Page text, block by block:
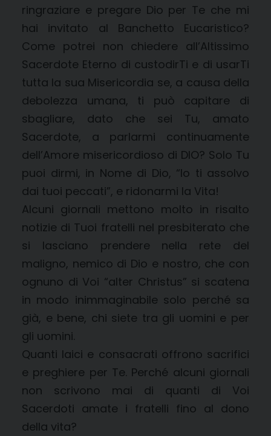
ringraziare e pregare Dio per Te che mi
hai invitato al Banchetto Eucaristico?
Come potrei non chiedere all’Altissimo
Sacerdote Eterno di custodirTi e di usarTi
tutta la sua Misericordia se, a causa della
debolezza umana, ti può capitare di
sbagliare, dato che sei Tu, amato
Sacerdote, a parlarmi continuamente
dell’Amore misericordioso di DIO? Solo Tu
puoi dirmi, in Nome di Dio, “Io ti assolvo
dai tuoi peccati”, e ridonarmi la Vita!
Alcuni giornali mettono molto in risalto
notizie di Tuoi fratelli nel presbiterato che
si lasciano prendere nella rete del
maligno, nemico di Dio e nostro, che con
ognuno di Voi “alter Christus” si scatena
in modo inimmaginabile solo perché sa
già, e bene, chi siete tra gli uomini e per
gli uomini.
Quanti laici e consacrati offrono sacrifici
e preghiere per Te. Perché alcuni giornali
non scrivono mai di quanti di Voi
Sacerdoti amate i fratelli fino al dono
della vita?